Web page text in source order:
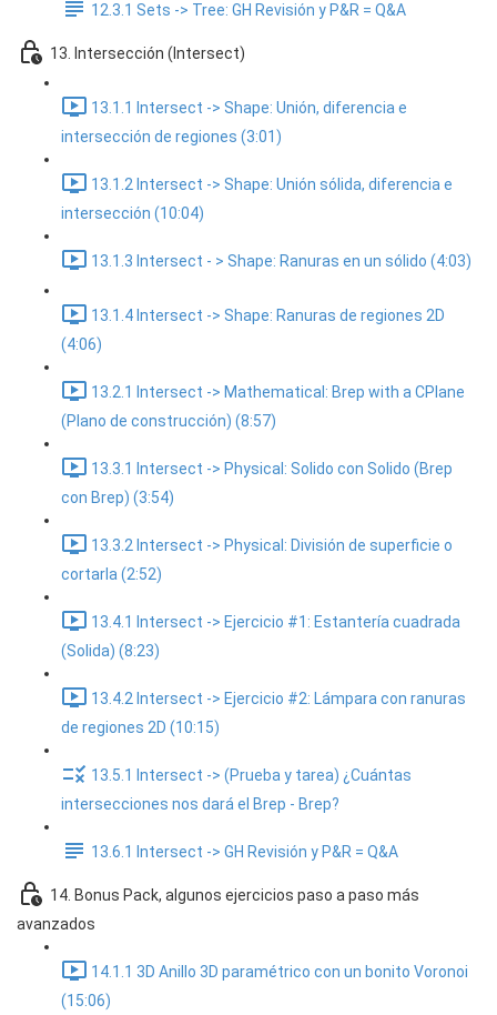
12.3.1 Sets -> Tree: GH Revisión y P&R = Q&A
13. Intersección (Intersect)
13.1.1 Intersect -> Shape: Unión, diferencia e
intersección de regiones (3:01)
13.1.2 Intersect -> Shape: Unión sólida, diferencia e
intersección (10:04)
13.1.3 Intersect - > Shape: Ranuras en un sólido (4:03)
13.1.4 Intersect -> Shape: Ranuras de regiones 2D
(4:06)
13.2.1 Intersect -> Mathematical: Brep with a CPlane
(Plano de construcción) (8:57)
13.3.1 Intersect -> Physical: Solido con Solido (Brep
con Brep) (3:54)
13.3.2 Intersect -> Physical: División de superficie o
cortarla (2:52)
13.4.1 Intersect -> Ejercicio #1: Estantería cuadrada
(Solida) (8:23)
13.4.2 Intersect -> Ejercicio #2: Lámpara con ranuras
de regiones 2D (10:15)
13.5.1 Intersect -> (Prueba y tarea) ¿Cuántas
intersecciones nos dará el Brep - Brep?
13.6.1 Intersect -> GH Revisión y P&R = Q&A
14. Bonus Pack, algunos ejercicios paso a paso más
avanzados
14.1.1 3D Anillo 3D paramétrico con un bonito Voronoi
(15:06)